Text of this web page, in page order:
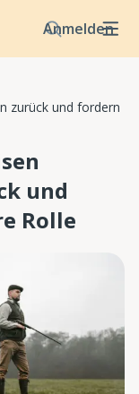
Anmelden
zurück und fordern
und
Rolle